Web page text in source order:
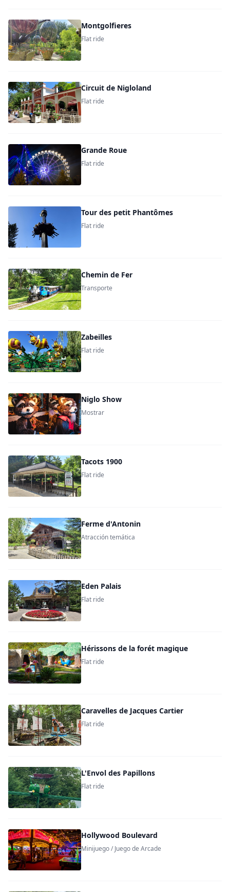
Montgolfieres
Flat ride
Circuit de Nigloland
Flat ride
Grande Roue
Flat ride
Tour des petit Phantômes
Flat ride
Chemin de Fer
Transporte
Zabeilles
Flat ride
Niglo Show
Mostrar
Tacots 1900
Flat ride
Ferme d'Antonin
Atracción temática
Eden Palais
Flat ride
Hérissons de la forét magique
Flat ride
Caravelles de Jacques Cartier
Flat ride
L'Envol des Papillons
Flat ride
Hollywood Boulevard
Minijuego / Juego de Arcade